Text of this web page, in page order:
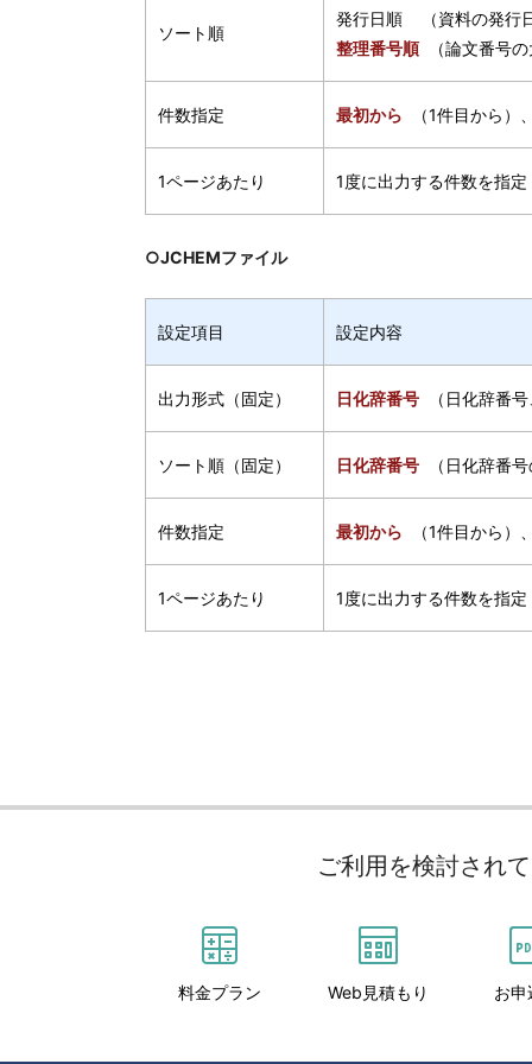
ソート順
発行日順 （資料の発行
整理番号順（論文番号の
件数指定 最初から （1件目から）
1ページあたり 1度に出力する件数を指
○JCHEMファイル
設定項目 設定内容
出力形式（固定） 日化辞番号 （日化辞番
ソート順（固定） 日化辞番号 （日化辞番
件数指定 最初から （1件目から）
1ページあたり 1度に出力する件数を指
ご利用を検討され
料金プラン Web見積もり お申